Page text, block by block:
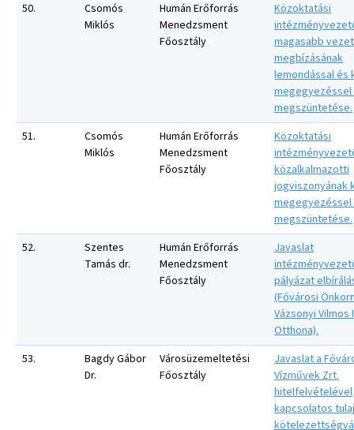
50.
Csomós
Miklós
Humán Erőforrás
Menedzsment
Főosztály
Közoktatási
magasabb
megbízásának
lemondással és
megszüntetése.
51.
Csomós
Miklós
Humán Erőforrás
Menedzsment
Főosztály
Közoktatási
közalkalmazotti
jogviszonyának
megszüntetése.
52.
Szentes
Tamás dr.
Humán Erőforrás
Menedzsment
Főosztály
Javaslat
pályázat
(Fővárosi
Vázsonyi Vilmos
Otthona).
53.
Bagdy Gábor
Dr.
Városüzemeltetési
Főosztály
Javaslat a
Vízművek Zrt.
hitelfelvételével
kapcsolatos